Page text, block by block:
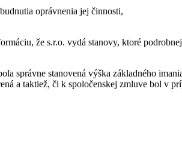
oprávnenia jej činnosti,
že s.r.o. vydá stanovy, ktoré
správne stanovená výška základného
a taktiež, či k spoločenskej zmluve bol v